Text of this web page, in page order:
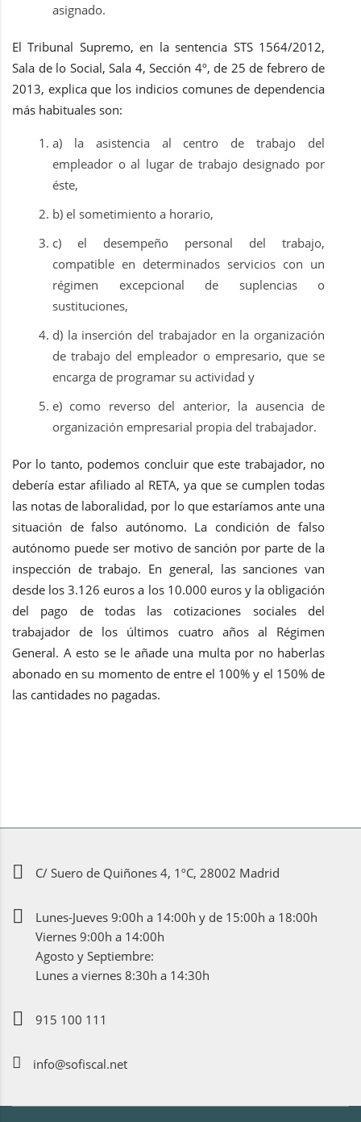
asignado.
El Tribunal Supremo, en la sentencia STS 1564/2012,
Sala de lo Social, Sala 4, Sección 4º, de 25 de febrero de
2013, explica que los indicios comunes de dependencia
más habituales son:
a) la asistencia al centro de trabajo del
empleador o al lugar de trabajo designado por
éste,
b) el sometimiento a horario,
c) el desempeño personal del trabajo,
compatible en determinados servicios con un
régimen excepcional de suplencias o
sustituciones,
d) la inserción del trabajador en la organización
de trabajo del empleador o empresario, que se
encarga de programar su actividad y
e) como reverso del anterior, la ausencia de
organización empresarial propia del trabajador.
Por lo tanto, podemos concluir que este trabajador, no
debería estar afiliado al RETA, ya que se cumplen todas
las notas de laboralidad, por lo que estaríamos ante una
situación de falso autónomo. La condición de falso
autónomo puede ser motivo de sanción por parte de la
inspección de trabajo. En general, las sanciones van
desde los 3.126 euros a los 10.000 euros y la obligación
del pago de todas las cotizaciones sociales del
trabajador de los últimos cuatro años al Régimen
General. A esto se le añade una multa por no haberlas
abonado en su momento de entre el 100% y el 150% de
las cantidades no pagadas.
C/ Suero de Quiñones 4, 1ºC, 28002 Madrid
Lunes-Jueves 9:00h a 14:00h y de 15:00h a 18:00h
Viernes 9:00h a 14:00h
Agosto y Septiembre:
Lunes a viernes 8:30h a 14:30h
915 100 111
info@sofiscal.net